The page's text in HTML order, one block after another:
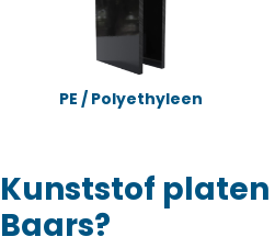
PE / Polyethyleen
Kunststof
Baars?